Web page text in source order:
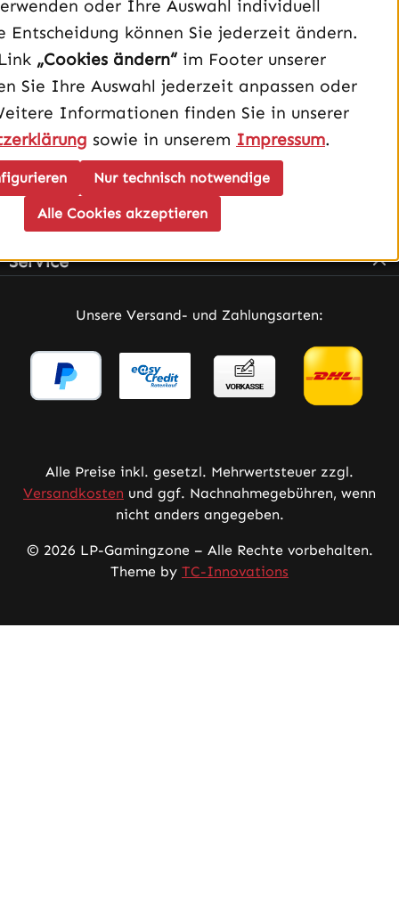
Schau auf Instagram vorbei – öffnet in neuem Tab
Sieh dir unsere TikTok-Videos an – öffnet in neuem
Sieh dir unsere Videos auf YouTube an – öffnet
Infos
Service
Unsere Versand- und Zahlungsarten:
Alle Preise inkl. gesetzl. Mehrwertsteuer zzgl.
Versandkosten und ggf. Nachnahmegebühren, wenn
nicht anders angegeben.
© 2026 LP-Gamingzone – Alle Rechte vorbehalten.
Theme by TC-Innovations
oder Ihre Auswahl individuell
Entscheidung können Sie jederzeit ändern.
„Cookies ändern“im Footer unserer
Sie Ihre Auswahl jederzeit anpassen oder
Informationen finden Sie in unserer
sowie in unserem Impressum.
Nur technisch notwendige
Alle Cookies akzeptieren